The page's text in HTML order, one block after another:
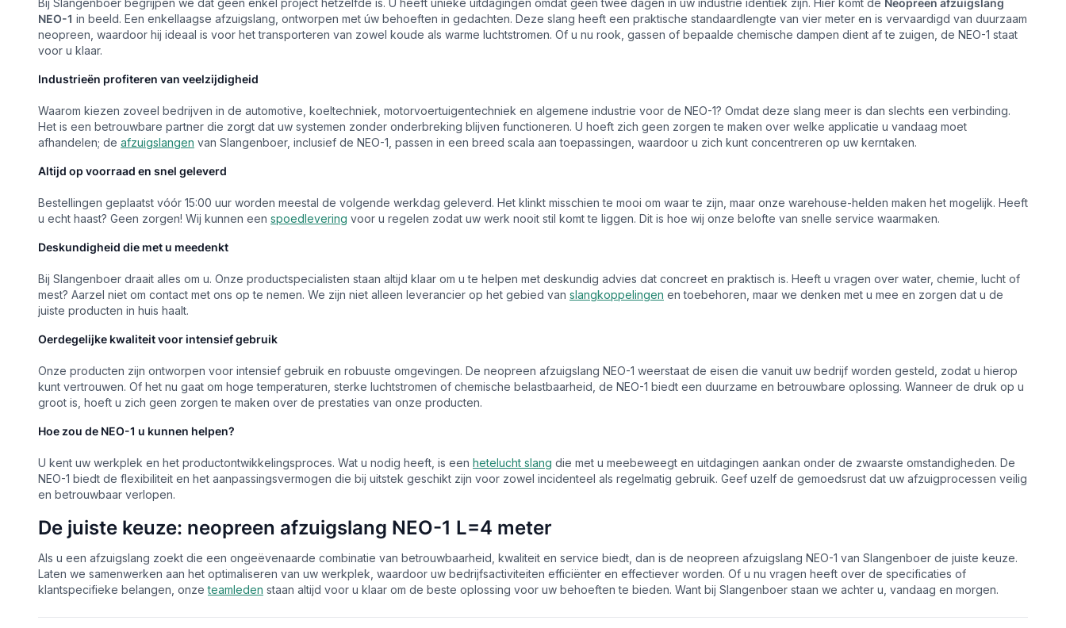
Bij Slangenboer begrijpen we dat geen enkel project hetzelfde is. U heeft unieke uitdagingen omdat geen twee dagen in uw industrie identiek zijn. Hier komt de Neopreen afzuigslang
NEO-1 in beeld. Een enkellaagse afzuigslang, ontworpen met úw behoeften in gedachten. Deze slang heeft een praktische standaardlengte van vier meter en is vervaardigd van duurzaam
neopreen, waardoor hij ideaal is voor het transporteren van zowel koude als warme luchtstromen. Of u nu rook, gassen of bepaalde chemische dampen dient af te zuigen, de NEO-1 staat
voor u klaar.
Industrieën profiteren van veelzijdigheid
Waarom kiezen zoveel bedrijven in de automotive, koeltechniek, motorvoertuigentechniek en algemene industrie voor de NEO-1? Omdat deze slang meer is dan slechts een verbinding.
Het is een betrouwbare partner die zorgt dat uw systemen zonder onderbreking blijven functioneren. U hoeft zich geen zorgen te maken over welke applicatie u vandaag moet
afhandelen; de afzuigslangen van Slangenboer, inclusief de NEO-1, passen in een breed scala aan toepassingen, waardoor u zich kunt concentreren op uw kerntaken.
Altijd op voorraad en snel geleverd
Bestellingen geplaatst vóór 15:00 uur worden meestal de volgende werkdag geleverd. Het klinkt misschien te mooi om waar te zijn, maar onze warehouse-helden maken het mogelijk. Heeft
u echt haast? Geen zorgen! Wij kunnen een spoedlevering voor u regelen zodat uw werk nooit stil komt te liggen. Dit is hoe wij onze belofte van snelle service waarmaken.
Deskundigheid die met u meedenkt
Bij Slangenboer draait alles om u. Onze productspecialisten staan altijd klaar om u te helpen met deskundig advies dat concreet en praktisch is. Heeft u vragen over water, chemie, lucht of
mest? Aarzel niet om contact met ons op te nemen. We zijn niet alleen leverancier op het gebied van slangkoppelingen en toebehoren, maar we denken met u mee en zorgen dat u de
juiste producten in huis haalt.
Oerdegelijke kwaliteit voor intensief gebruik
Onze producten zijn ontworpen voor intensief gebruik en robuuste omgevingen. De neopreen afzuigslang NEO-1 weerstaat de eisen die vanuit uw bedrijf worden gesteld, zodat u hierop
kunt vertrouwen. Of het nu gaat om hoge temperaturen, sterke luchtstromen of chemische belastbaarheid, de NEO-1 biedt een duurzame en betrouwbare oplossing. Wanneer de druk op u
groot is, hoeft u zich geen zorgen te maken over de prestaties van onze producten.
Hoe zou de NEO-1 u kunnen helpen?
U kent uw werkplek en het productontwikkelingsproces. Wat u nodig heeft, is een hetelucht slang die met u meebeweegt en uitdagingen aankan onder de zwaarste omstandigheden. De
NEO-1 biedt de flexibiliteit en het aanpassingsvermogen die bij uitstek geschikt zijn voor zowel incidenteel als regelmatig gebruik. Geef uzelf de gemoedsrust dat uw afzuigprocessen veilig
en betrouwbaar verlopen.
De juiste keuze: neopreen afzuigslang NEO-1 L=4 meter
Als u een afzuigslang zoekt die een ongeëvenaarde combinatie van betrouwbaarheid, kwaliteit en service biedt, dan is de neopreen afzuigslang NEO-1 van Slangenboer de juiste keuze.
Laten we samenwerken aan het optimaliseren van uw werkplek, waardoor uw bedrijfsactiviteiten efficiënter en effectiever worden. Of u nu vragen heeft over de specificaties of
klantspecifieke belangen, onzeteamleden staan altijd voor u klaar om de beste oplossing voor uw behoeften te bieden. Want bij Slangenboer staan we achter u, vandaag en morgen.